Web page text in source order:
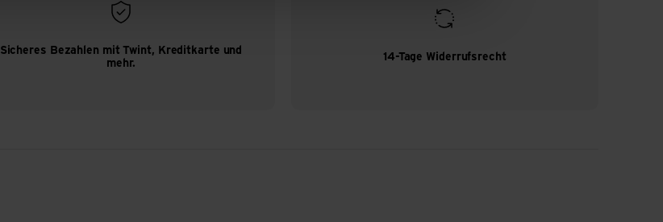
Sicheres Bezahlen mit Twint, Kreditkarte und
mehr.
14-Tage Widerrufsrecht